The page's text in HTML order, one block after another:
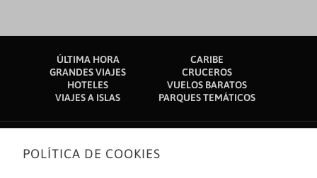
ÚLTIMA HORA
CARIBE
GRANDES VIAJES
CRUCEROS
HOTELES
VUELOS BARATOS
VIAJES A ISLAS
PARQUES TEMÁTICOS
Sobre nosotros
POLÍTICA DE COOKIES